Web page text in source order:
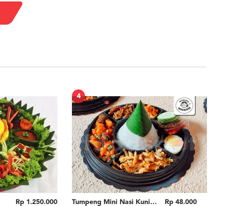
Rp 1.250.000
4
Tumpeng Mini Nasi Kuning / Nasi Uduk
Rp 48.000